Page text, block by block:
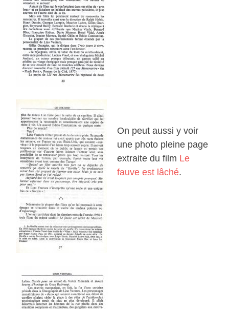
On peut aussi y voir
une photo pleine page
extraite du film Le
fauve est lâché.